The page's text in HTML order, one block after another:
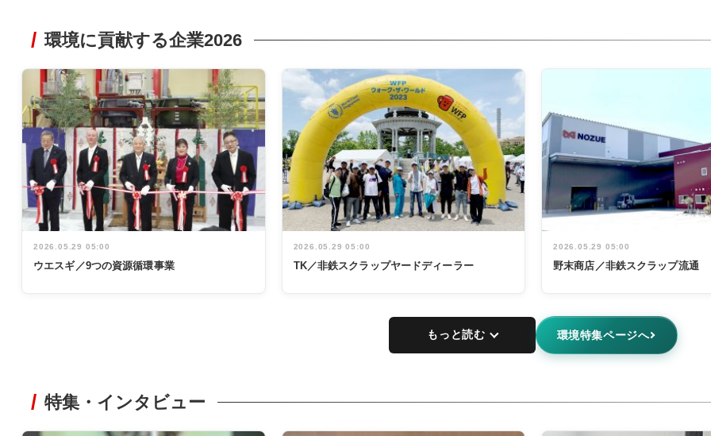
環境に貢献する企業2026
2026.05.29 05:00
ウエスギ／9つの資源循環事業
2026.05.29 05:00
TK／非鉄スクラップヤードディーラー
2026.05.29 05:00
野末商店／非鉄スクラップ流通
もっと読む 環境特集ページへ
特集・インタビュー